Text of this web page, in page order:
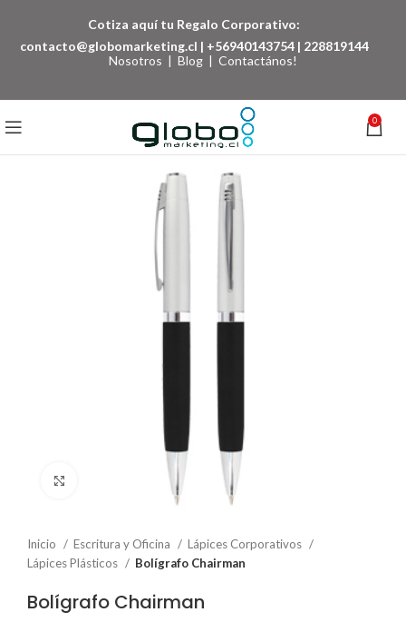
Cotiza aquí tu Regalo Corporativo:
contacto@globomarketing.cl | +56940143754 | 228819144
Nosotros | Blog | Contactános!
0
Inicio Escritura y Oficina
Lápices Corporativos
Lápices Plásticos
Bolígrafo Chairman
Bolígrafo Chairman